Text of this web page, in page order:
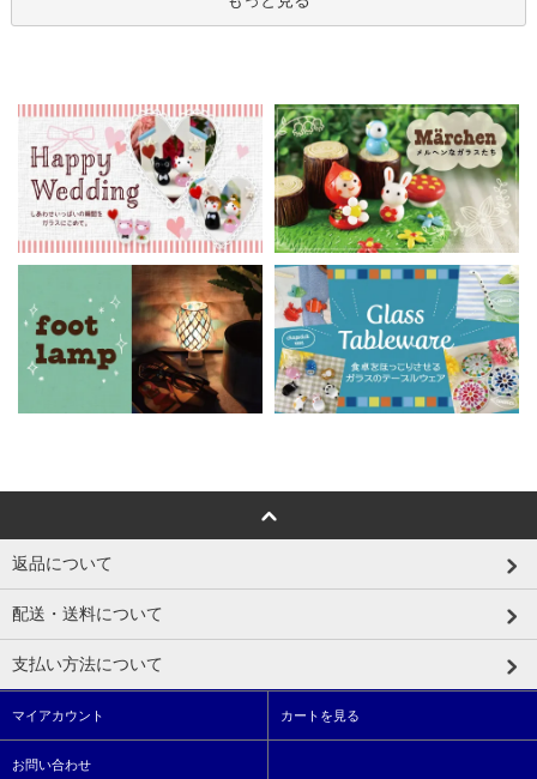
返品について
配送・送料について
支払い方法について
マイアカウント カートを見る
お問い合わせ